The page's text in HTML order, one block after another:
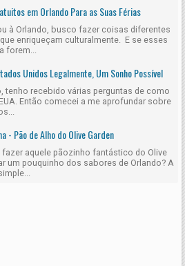
em Orlando Para as Suas Férias
à Orlando, busco fazer coisas diferentes
enriqueçam culturalmente. E se esses
forem...
Unidos Legalmente, Um Sonho Possível
tenho recebido várias perguntas de como
Então comecei a me aprofundar sobre
- Pão de Alho do Olive Garden
fazer aquele pãozinho fantástico do Olive
um pouquinho dos sabores de Orlando? A